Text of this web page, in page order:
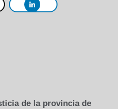
de la provincia de